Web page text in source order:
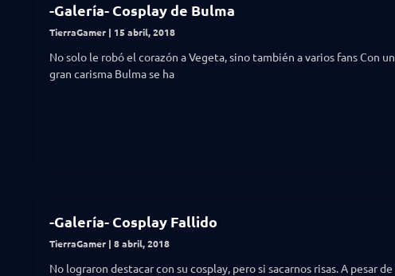
-Galería- Cosplay de Bulma
TierraGamer 15 abril, 2018
No solo le robó el corazón a Vegeta, sino también a varios fans Con un
gran carisma Bulma se ha
-Galería- Cosplay Fallido
TierraGamer 8 abril, 2018
No lograron destacar con su cosplay, pero si sacarnos risas. A pesar de